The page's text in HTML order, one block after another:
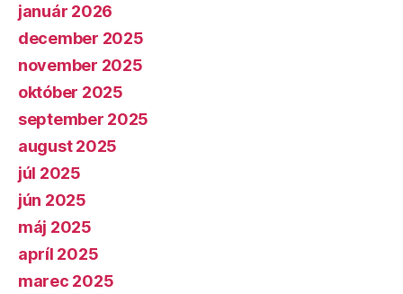
január 2026
december 2025
november 2025
október 2025
september 2025
august 2025
júl 2025
jún 2025
máj 2025
apríl 2025
marec 2025